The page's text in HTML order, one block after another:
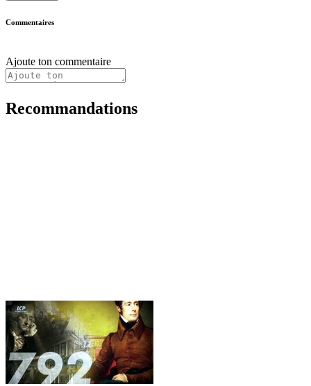
Commentaires
Ajoute ton commentaire
Recommandations